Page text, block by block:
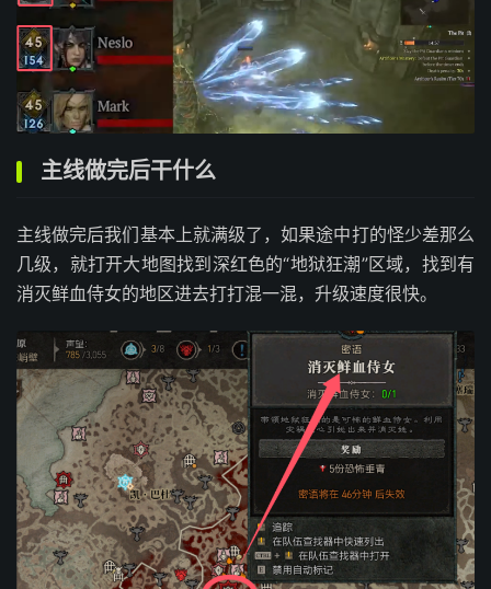
主线做完后干什么
主线做完后我们基本上就满级了，如果途中打的怪少差那么
几级，就打开大地图找到深红色的“地狱狂潮”区域，找到有
消灭鲜血侍女的地区进去打打混一混，升级速度很快。